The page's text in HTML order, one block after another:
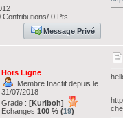
Contributions/ 0 Pts
Message Privé
Hors Ligne
Membre Inactif depuis le
31/07/2018
Grade : [Kuriboh]
Echanges 100 % (19)